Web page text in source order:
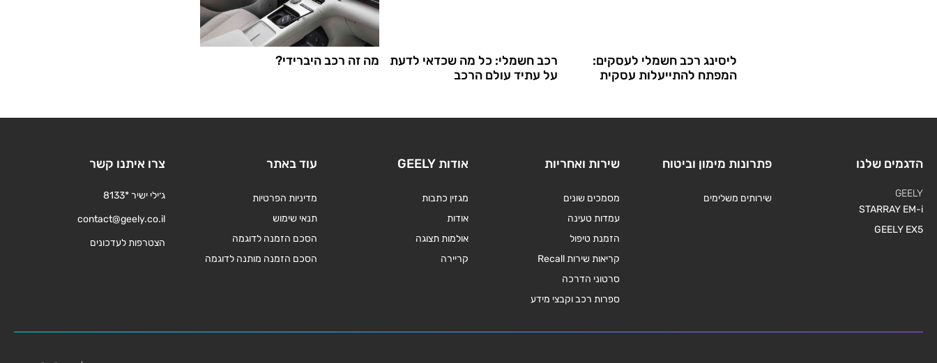
ליסינג רכב חשמלי לעסקים:
המפתח להתייעלות עסקית
רכב חשמלי: כל מה שכדאי לדעת
על עתיד עולם הרכב
מה זה רכב היברידי?
הדגמים שלנו
GEELY
STARRAY EM-i
GEELY EX5
פתרונות מימון וביטוח
שירותים משלימים
שירות ואחריות
מסמכים שונים
עמדות טעינה
הזמנת טיפול
קריאות שירות Recall
סרטוני הדרכה
ספרות רכב וקבצי מידע
אודות GEELY
מגזין כתבות
אודות
אולמות תצוגה
קריירה
עוד באתר
מדיניות הפרטיות
תנאי שימוש
הסכם הזמנה לדוגמה
הסכם הזמנה מותנה לדוגמה
צרו איתנו קשר
ג׳ילי ישיר *8133
contact@geely.co.il
הצטרפות לעדכונים